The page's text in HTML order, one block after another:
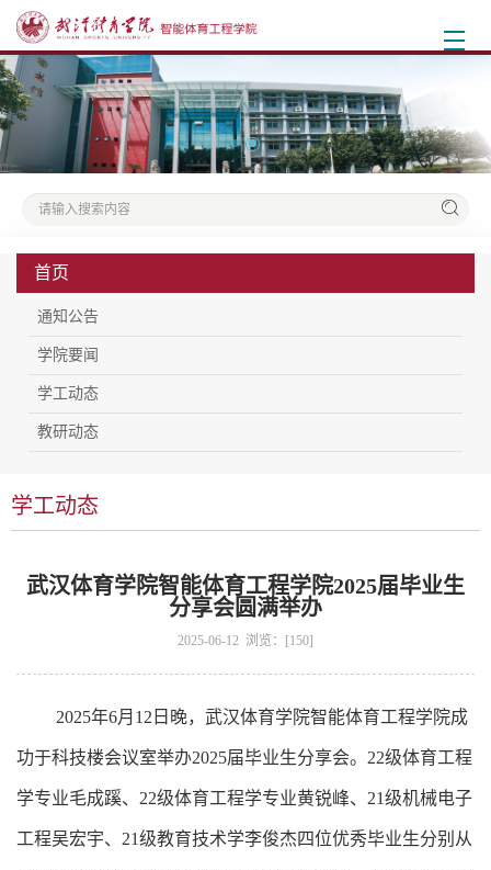
首页
通知公告
学院要闻
学工动态
教研动态
学工动态
武汉体育学院智能体育工程学院2025届毕业生
分享会圆满举办
2025-06-12 浏览：[150]
2025年6月12日晚，武汉体育学院智能体育工程学院成
功于科技楼会议室举办2025届毕业生分享会。22级体育工程
学专业毛成蹊、22级体育工程学专业黄锐峰、21级机械电子
工程吴宏宇、21级教育技术学李俊杰四位优秀毕业生分别从